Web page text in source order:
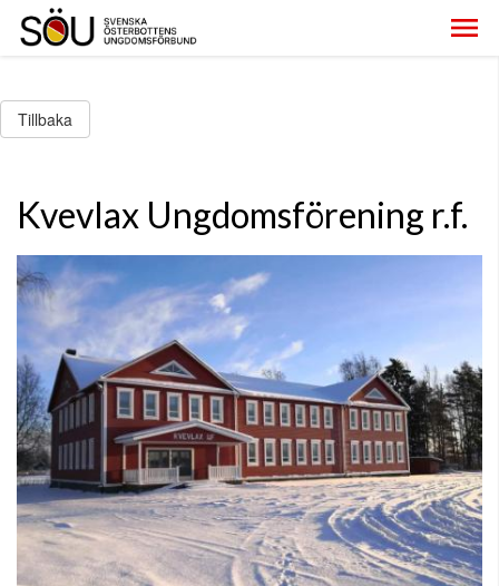
Tillbaka
Kvevlax Ungdomsförening r.f.